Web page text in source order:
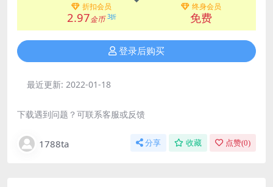
折扣会员
2.97金币 3折
终身会员
免费
登录后购买
最近更新: 2022-01-18
下载遇到问题？可联系客服或反馈
1788ta 分享 收藏 点赞(0)